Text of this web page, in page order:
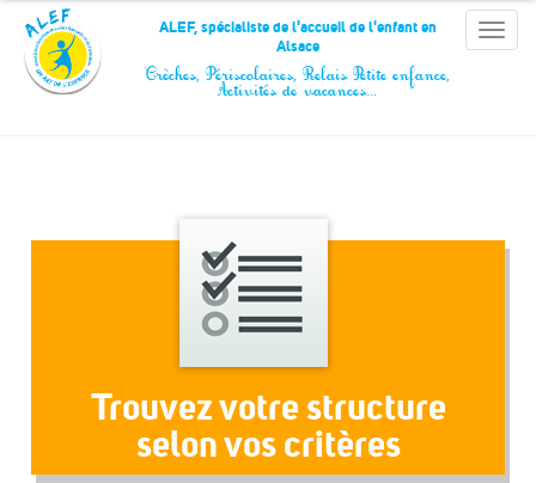
Panneau de gestion des cookies
Toggle
ALEF, spécialiste de l'accueil de l'enfant en
Alsace
Crèches, Périscolaires, Relais Petite enfance,
Activités de vacances…
Trouvez votre structure
selon vos critères